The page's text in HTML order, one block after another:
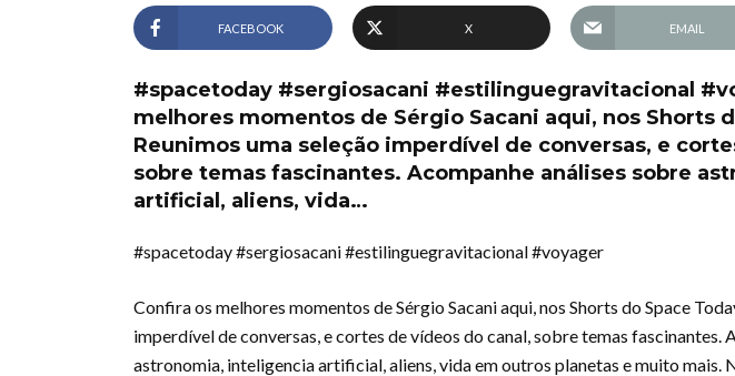
FACEBOOK X EMAIL
#spacetoday #sergiosacani #estilinguegravitacional
melhores momentos de Sérgio Sacani aqui, nos Shorts
Reunimos uma seleção imperdível de conversas, e
sobre temas fascinantes. Acompanhe análises sobre
artificial, aliens, vida…
#spacetoday #sergiosacani #estilinguegravitacional #voyager
Confira os melhores momentos de Sérgio Sacani aqui, nos Shorts do Space
imperdível de conversas, e cortes de vídeos do canal, sobre temas fascinantes.
astronomia, inteligencia artificial, aliens, vida em outros planetas e muito mais.